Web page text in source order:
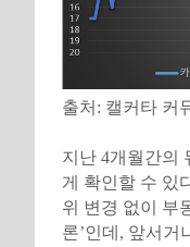
출처: 캘커타 커
지난 4개월간의
게 확인할 수 있
위 변경 없이 부
론’인데, 앞서거